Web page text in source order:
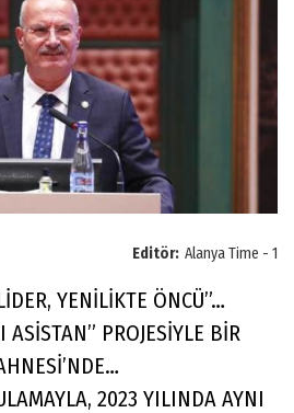
Editör: Alanya Time - 1
YENİLİKTE ÖNCÜ”…
PROJESİYLE BİR
2023 YILINDA AYNI